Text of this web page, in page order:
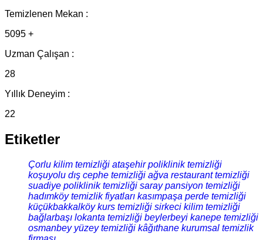
Temizlenen Mekan :
5095 +
Uzman Çalışan :
28
Yıllık Deneyim :
22
Etiketler
Çorlu kilim temizliği ataşehir poliklinik temizliği
koşuyolu dış cephe temizliği ağva restaurant temizliği
suadiye poliklinik temizliği saray pansiyon temizliği
hadımköy temizlik fiyatları kasımpaşa perde temizliği
küçükbakkalköy kurs temizliği sirkeci kilim temizliği
bağlarbaşı lokanta temizliği beylerbeyi kanepe temizliği
osmanbey yüzey temizliği kâğıthane kurumsal temizlik